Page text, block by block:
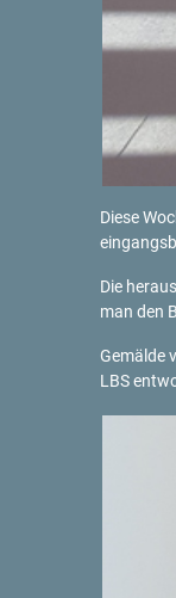
Diese
Die
man den
Ge­mäl­de
LBS